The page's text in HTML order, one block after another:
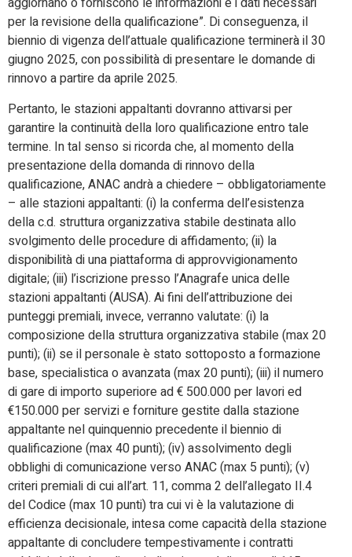
per la revisione della qualificazione”. Di conseguenza, il
biennio di vigenza dell’attuale qualificazione terminerà il 30
giugno 2025, con possibilità di presentare le domande di
rinnovo a partire da aprile 2025.
Pertanto, le stazioni appaltanti dovranno attivarsi per
garantire la continuità della loro qualificazione entro tale
termine. In tal senso si ricorda che, al momento della
presentazione della domanda di rinnovo della
qualificazione, ANAC andrà a chiedere – obbligatoriamente
– alle stazioni appaltanti: (i) la conferma dell’esistenza
della c.d. struttura organizzativa stabile destinata allo
svolgimento delle procedure di affidamento; (ii) la
disponibilità di una piattaforma di approvvigionamento
digitale; (iii) l’iscrizione presso l’Anagrafe unica delle
stazioni appaltanti (AUSA). Ai fini dell’attribuzione dei
punteggi premiali, invece, verranno valutate: (i) la
composizione della struttura organizzativa stabile (max 20
punti); (ii) se il personale è stato sottoposto a formazione
base, specialistica o avanzata (max 20 punti); (iii) il numero
di gare di importo superiore ad € 500.000 per lavori ed
€150.000 per servizi e forniture gestite dalla stazione
appaltante nel quinquennio precedente il biennio di
qualificazione (max 40 punti); (iv) assolvimento degli
obblighi di comunicazione verso ANAC (max 5 punti); (v)
criteri premiali di cui all’art. 11, comma 2 dell’allegato II.4
del Codice (max 10 punti) tra cui vi è la valutazione di
efficienza decisionale, intesa come capacità della stazione
appaltante di concludere tempestivamente i contratti